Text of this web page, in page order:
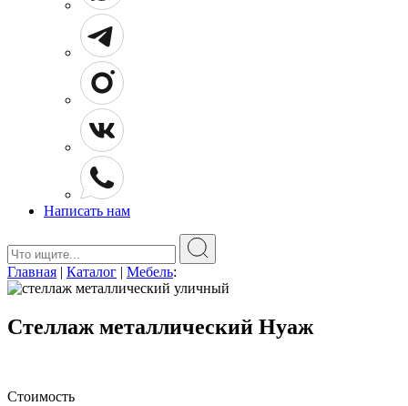
Написать нам
Главная | Каталог | Мебель:
Стеллаж металлический Нуаж
Стоимость